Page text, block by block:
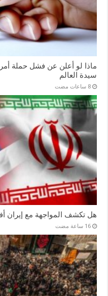
ماذا لو أعلن عن فشل حملة
سيدة العالم
‏8 ساعات مضت
هل تكشف المواجهة مع إيران
‏16 ساعة مضت